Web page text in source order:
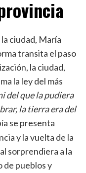
ciudad, María
transita el paso
la ciudad,
la ley del más
del que la pudiera
la tierra era del
se presenta
y la vuelta de la
sorprendiera a la
de pueblos y